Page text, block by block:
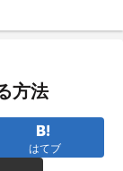
方法
はてブ